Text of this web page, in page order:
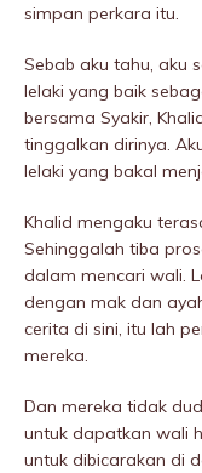
simpan perkara itu.
Sebab aku tahu, aku
lelaki yang baik
bersama Syakir,
tinggalkan dirinya.
lelaki yang bakal
Khalid mengaku
Sehinggalah tiba
dalam mencari wali.
dengan mak dan
cerita di sini, itu lah
mereka.
Dan mereka tidak
untuk dapatkan wali
untuk dibicarakan di